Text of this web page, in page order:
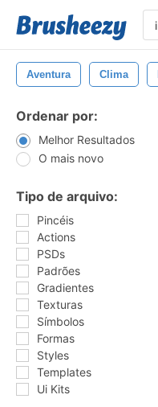
Aventura Clima
Ordenar por:
Melhor Resultados
O mais novo
Tipo de arquivo:
Pincéis
Actions
PSDs
Padrões
Gradientes
Texturas
Símbolos
Formas
Styles
Templates
Ui Kits